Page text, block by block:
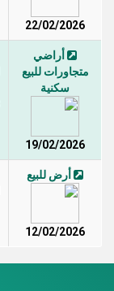
22/02/2026
أراضي
متجاورات للبيع
سكنية
19/02/2026
أرض للبيع
12/02/2026